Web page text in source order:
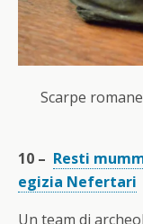
Scarpe
10 – Resti
egizia Nefertari
Un team di